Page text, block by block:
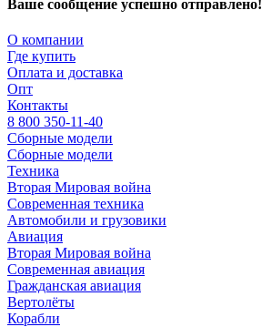
Ваше сообщение успешно отправлено!
О компании
Где купить
Оплата и доставка
Опт
Контакты
8 800 350-11-40
Сборные модели
Сборные модели
Техника
Вторая Мировая война
Современная техника
Автомобили и грузовики
Авиация
Вторая Мировая война
Современная авиация
Гражданская авиация
Вертолёты
Корабли